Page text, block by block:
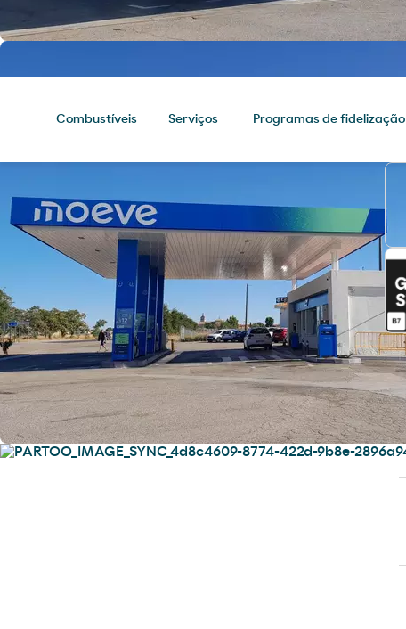
Combustíveis Serviços Programas de fidelização
Chegue ao seu destino com os
melhores produtos para o seu veículo.
Serviços
Encontre tudo o que precisa para si e
para o seu veículo.